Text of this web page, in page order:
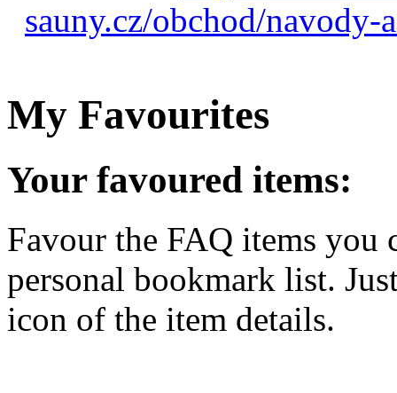
sauny.cz/obchod/
My Favourites
Your favoured items:
Favour the FAQ items you
personal bookmark list.
icon of the item details.